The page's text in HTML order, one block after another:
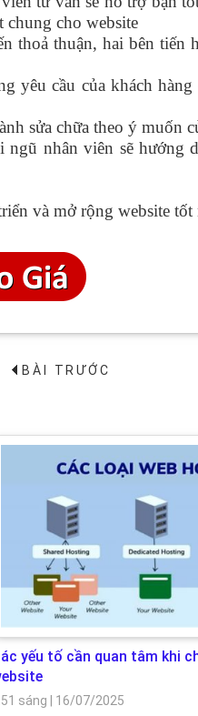
chung cho website
thoả thuận, hai bên tiến
yêu cầu của khách hàng
sửa chữa theo ý muốn
nhân viên sẽ hướng
và mở rộng website tốt
BÀI TRƯỚC
yếu tố cần quan tâm khi
sáng | 16/07/2025